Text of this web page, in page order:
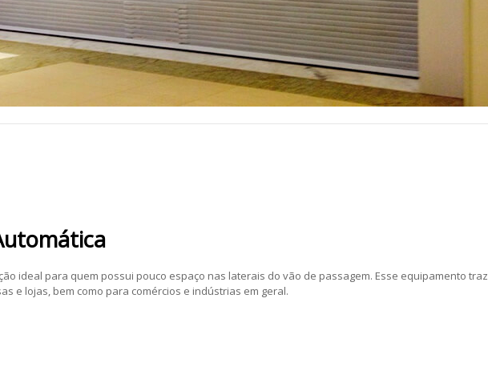
ideal para quem possui pouco espaço nas laterais do vão de passagem. Esse equipamento traz
e lojas, bem como para comércios e indústrias em geral.